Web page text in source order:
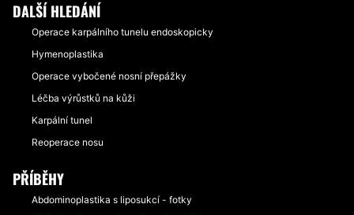
DALŠÍ HLEDÁNÍ
Operace karpálního tunelu endoskopicky
Hymenoplastika
Operace vybočené nosní přepážky
Léčba výrůstků na kůži
Karpální tunel
Reoperace nosu
PŘÍBĚHY
Abdominoplastika s liposukcí - fotky